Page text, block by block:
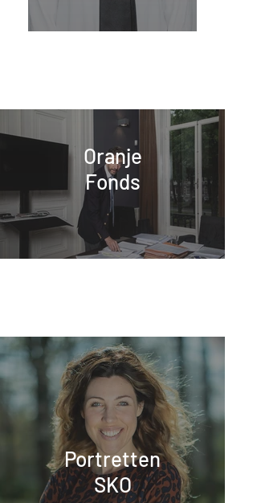
Oranje
Fonds
Portretten
SKO